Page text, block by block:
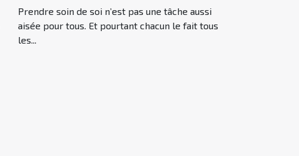
Prendre soin de soi n’est pas une tâche aussi
aisée pour tous. Et pourtant chacun le fait tous
les...